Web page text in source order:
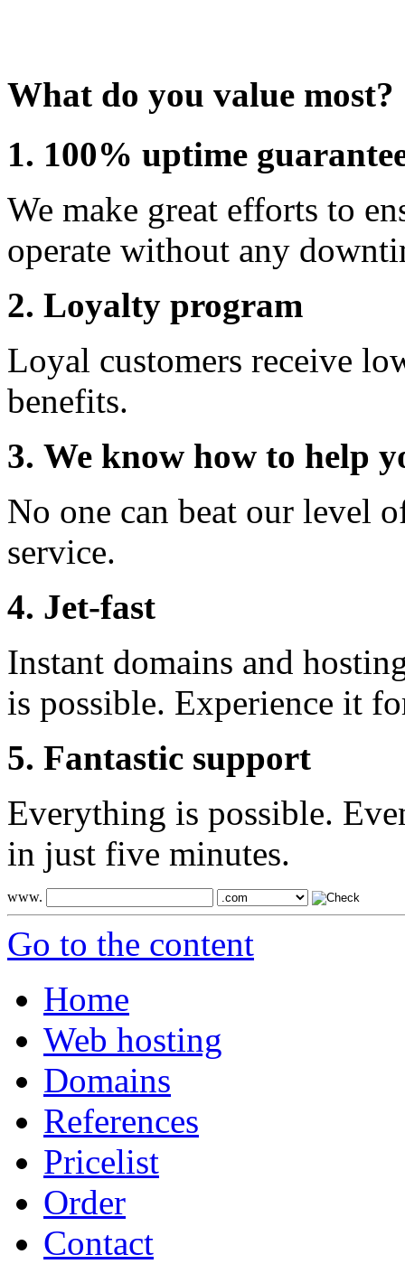
What do you value most?
1. 100% uptime
We make great efforts to
operate without any
2. Loyalty program
Loyal customers receive
benefits.
3. We know how to help
No one can beat our level
service.
4. Jet-fast
Instant domains and
is possible. Experience it
5. Fantastic support
Everything is possible.
in just five minutes.
www.
Go to the content
Home
Web hosting
Domains
References
Pricelist
Order
Contact